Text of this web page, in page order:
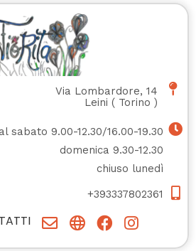
Via Lombardore, 14
Leini ( Torino )
sabato 9.00-12.30/16.00-19.30
domenica 9.30-12.30
chiuso lunedì
+393337802361